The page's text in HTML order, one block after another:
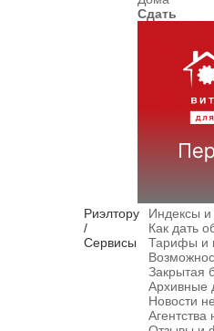
Сдать
Риэлтору
/
Сервисы
Индексы
Как дать
Тарифы и
Закрытая
Архивные
Новости
Агентства